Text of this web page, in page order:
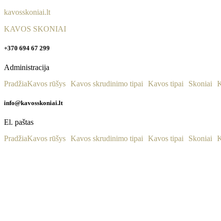
kavosskoniai.lt
KAVOS SKONIAI
+370 694 67 299
Administracija
PradžiaKavos rūšys Kavos skrudinimo tipai Kavos tipai Skoniai
info@kavosskoniai.lt
El. paštas
PradžiaKavos rūšys Kavos skrudinimo tipai Kavos tipai Skoniai